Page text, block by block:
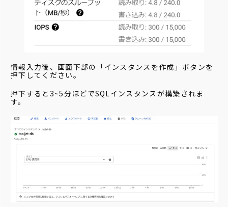
情報入力後、画面下部の「インスタンスを作成」ボタンを
押下してください。
押下すると3~5分ほどでSQLインスタンスが構築されま
す。